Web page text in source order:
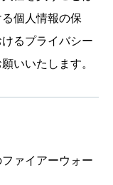
個人情報の保
るプライバシー
いいたします。
ァイアーウォー